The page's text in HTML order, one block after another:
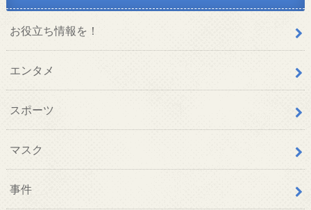
お役立ち情報を！
エンタメ
スポーツ
マスク
事件